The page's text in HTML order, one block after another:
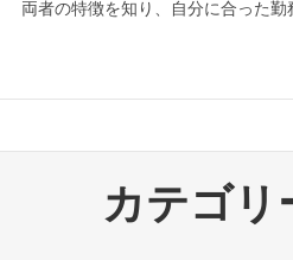
ッ
両者の特徴を知り、自分に合った勤
カテゴリ